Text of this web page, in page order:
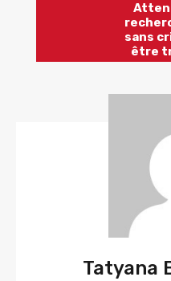
sans
être
Tatyana